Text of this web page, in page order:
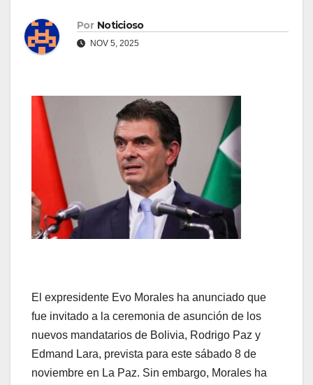
Por Noticioso
NOV 5, 2025
El expresidente Evo Morales ha anunciado que
fue invitado a la ceremonia de asunción de los
nuevos mandatarios de Bolivia, Rodrigo Paz y
Edmand Lara, prevista para este sábado 8 de
noviembre en La Paz. Sin embargo, Morales ha